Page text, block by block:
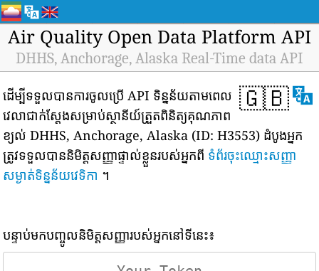
Air Quality Open Data Platform API
DHHS, Anchorage, Alaska Real-Time data API
🇬🇧
ដើម្បីទទួលបានការចូលប្រើ API ទិន្នន័យតាមពេល
វេលាជាក់ស្តែងសម្រាប់ស្ថានីយ៍ត្រួតពិនិត្យគុណភាព
ខ្យល់ DHHS, Anchorage, Alaska (ID: H3553) ដំបូងអ្នក
ត្រូវទទួលបាននិមិត្តសញ្ញាផ្ទាល់ខ្លួនរបស់អ្នកពី ទំព័រចុះឈ្មោះសញ្ញា
សម្ងាត់ទិន្នន័យវេទិកា ។
បន្ទាប់មកបញ្ចូលនិមិត្តសញ្ញារបស់អ្នកនៅទីនេះ៖